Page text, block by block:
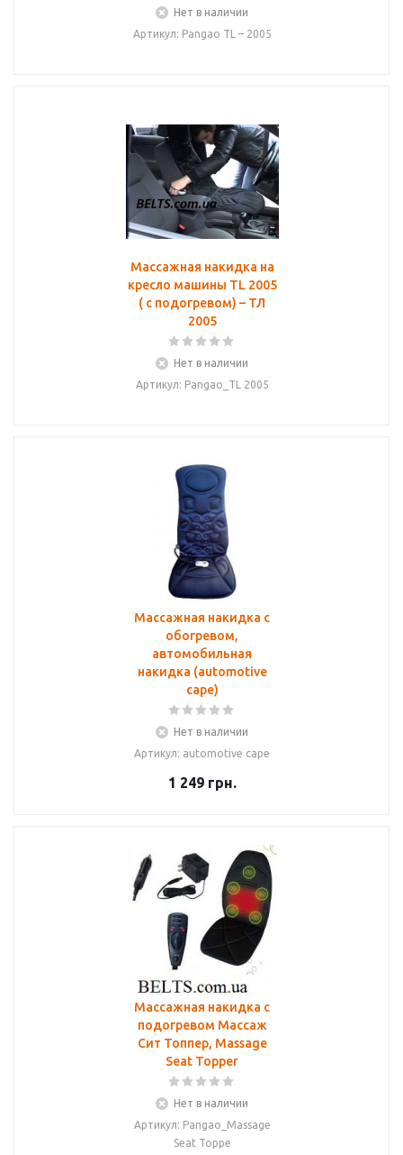
Нет в наличии
Артикул: Pangao TL – 2005
Массажная накидка на
кресло машины TL 2005
( с подогревом) – ТЛ
2005
Нет в наличии
Артикул: Pangao_TL 2005
Массажная накидка с
обогревом,
автомобильная
накидка (automotive
cape)
Нет в наличии
Артикул: automotive cape
1 249грн.
Массажная накидка с
подогревом Массаж
Сит Топпер, Massage
Seat Topper
Нет в наличии
Артикул: Pangao_Massage
Seat Toppe